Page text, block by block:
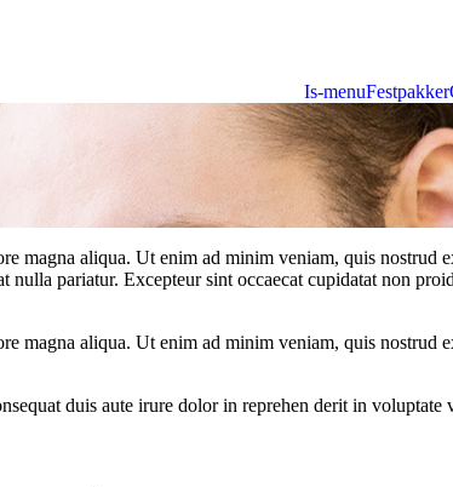
Is-menuFestpakker
magna aliqua. Ut enim ad minim veniam, quis nostrud
pariatur. Excepteur sint occaecat cupidatat non
magna aliqua. Ut enim ad minim veniam, quis nostrud
duis aute irure dolor in reprehen derit in voluptate